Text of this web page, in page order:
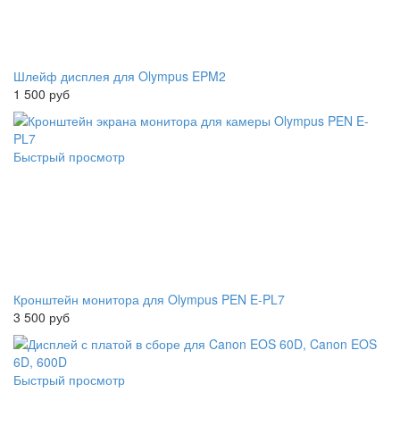
Шлейф дисплея для Olympus EPM2
1 500 руб
Быстрый просмотр
Кронштейн монитора для Olympus PEN E-PL7
3 500 руб
Быстрый просмотр